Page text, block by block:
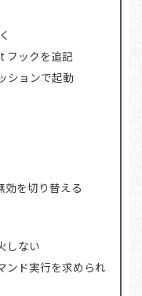
フックを追記
ションで起動
効を切り替える
しない
ンド実行を求められ